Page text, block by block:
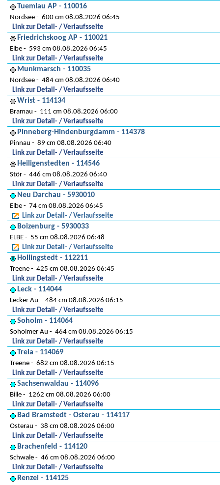
Tuemlau AP - 110016
Nordsee
600 cm 08.08.2026 06:45
Link zur Detail- / Verlaufsseite
Friedrichskoog AP - 110021
Elbe
593 cm 08.08.2026 06:45
Link zur Detail- / Verlaufsseite
Munkmarsch - 110035
Nordsee
484 cm 08.08.2026 06:40
Link zur Detail- / Verlaufsseite
Wrist - 114134
Bramau
111 cm 08.08.2026 06:00
Link zur Detail- / Verlaufsseite
Pinneberg-Hindenburgdamm - 114378
Pinnau
89 cm 08.08.2026 06:40
Link zur Detail- / Verlaufsseite
Heiligenstedten - 114546
Stör
446 cm 08.08.2026 06:40
Link zur Detail- / Verlaufsseite
Neu Darchau - 5930010
Elbe
74 cm 08.08.2026 06:45
Link zur Detail- / Verlaufsseite
Boizenburg - 5930033
ELBE
55 cm 08.08.2026 06:48
Link zur Detail- / Verlaufsseite
Hollingstedt - 112211
Treene
425 cm 08.08.2026 06:45
Link zur Detail- / Verlaufsseite
Leck - 114044
Lecker Au
484 cm 08.08.2026 06:15
Link zur Detail- / Verlaufsseite
Soholm - 114064
Soholmer Au
464 cm 08.08.2026 06:15
Link zur Detail- / Verlaufsseite
Treia - 114069
Treene
682 cm 08.08.2026 06:15
Link zur Detail- / Verlaufsseite
Sachsenwaldau - 114096
Bille
1262 cm 08.08.2026 06:00
Link zur Detail- / Verlaufsseite
Bad Bramstedt - Osterau - 114117
Osterau
38 cm 08.08.2026 06:00
Link zur Detail- / Verlaufsseite
Brachenfeld - 114120
Schwale
46 cm 08.08.2026 06:00
Link zur Detail- / Verlaufsseite
Renzel - 114125